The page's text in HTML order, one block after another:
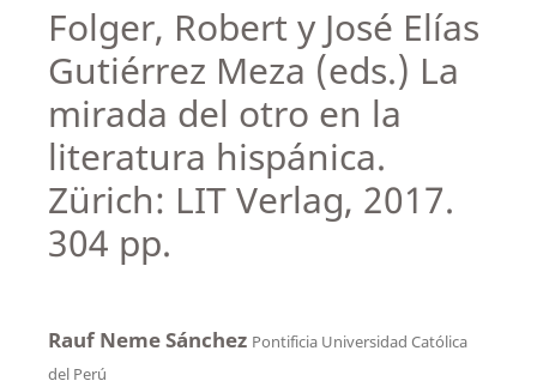
Folger, Robert y José Elías
Gutiérrez Meza (eds.) La
mirada del otro en la
literatura hispánica.
Zürich: LIT Verlag, 2017.
304 pp.
Rauf Neme Sánchez Pontificia Universidad Católica
del Perú